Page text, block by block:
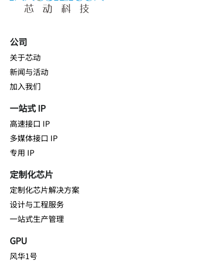
公司
关于芯动
新闻与活动
加入我们
一站式 IP
高速接口 IP
多媒体接口 IP
专用 IP
定制化芯片
定制化芯片解决方案
设计与工程服务
一站式生产管理
GPU
风华1号